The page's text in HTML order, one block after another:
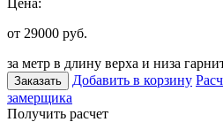
от 29000 руб.
за метр в длину верха и низа
Заказать Добавить в корзину
замерщика
Получить расчет